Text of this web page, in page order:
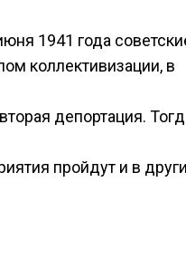
1941 года
коллективизации, в
депортация.
пройдут и в